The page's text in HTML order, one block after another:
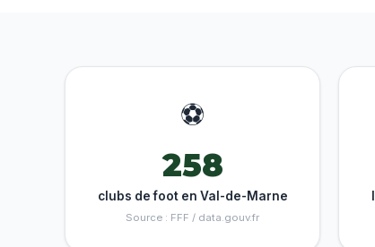
⚽
258
clubs de foot en Val-de-Marne
Source : FFF / data.gouv.fr